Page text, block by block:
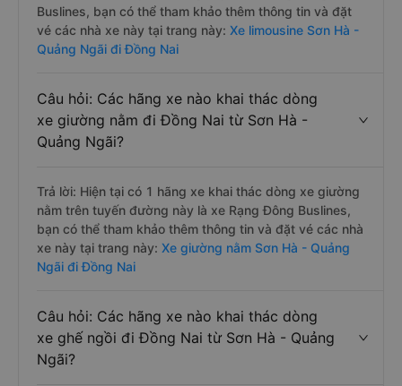
Buslines, bạn có thể tham khảo thêm thông tin và đặt
vé các nhà xe này tại trang này: Xe limousine Sơn Hà -
Quảng Ngãi đi Đồng Nai
Câu hỏi: Các hãng xe nào khai thác dòng
xe giường nằm đi Đồng Nai từ Sơn Hà -
Quảng Ngãi?
Trả lời: Hiện tại có 1 hãng xe khai thác dòng xe giường
nằm trên tuyến đường này là xe Rạng Đông Buslines,
bạn có thể tham khảo thêm thông tin và đặt vé các nhà
xe này tại trang này: Xe giường nằm Sơn Hà - Quảng
Ngãi đi Đồng Nai
Câu hỏi: Các hãng xe nào khai thác dòng
xe ghế ngồi đi Đồng Nai từ Sơn Hà - Quảng
Ngãi?